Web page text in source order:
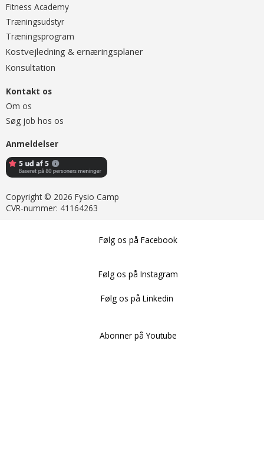
Fitness Academy
Træningsudstyr
Træningsprogram
Kostvejledning & ernæringsplaner
Konsultation
Kontakt os
Om os
Søg job hos os
Anmeldelser
Copyright © 2026 Fysio Camp
CVR-nummer: 41164263
Følg os på Facebook
Følg os på Instagram
Følg os på Linkedin
Abonner på Youtube